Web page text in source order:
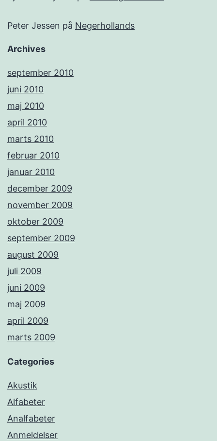
Peter Jessen på Negerhollands
Archives
september 2010
juni 2010
maj 2010
april 2010
marts 2010
februar 2010
januar 2010
december 2009
november 2009
oktober 2009
september 2009
august 2009
juli 2009
juni 2009
maj 2009
april 2009
marts 2009
Categories
Akustik
Alfabeter
Analfabeter
Anmeldelser